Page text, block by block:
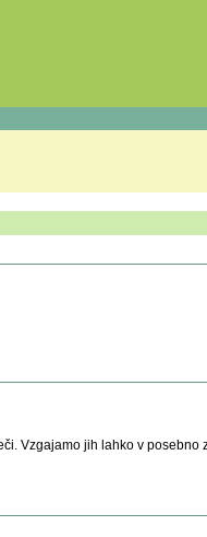
Vzgajamo jih lahko v posebno